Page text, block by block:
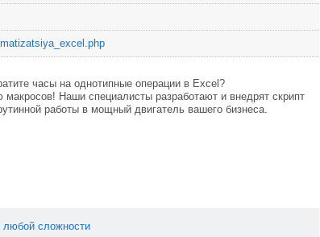
часы на однотипные операции в Excel?
Наши специалисты разработают и внедрят скрипт
работы в мощный двигатель вашего бизнеса.
любой сложности